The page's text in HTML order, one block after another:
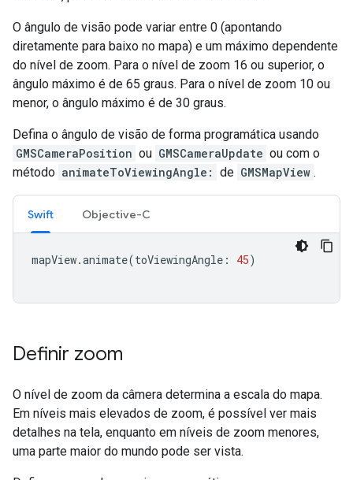
O ângulo de visão pode variar entre 0 (apontando
diretamente para baixo no mapa) e um máximo dependente
do nível de zoom. Para o nível de zoom 16 ou superior, o
ângulo máximo é de 65 graus. Para o nível de zoom 10 ou
menor, o ângulo máximo é de 30 graus.
Defina o ângulo de visão de forma programática usando
GMSCameraPosition ou GMSCameraUpdate ou com o
método animateToViewingAngle: de GMSMapView .
Swift Objective-C
mapView.animate(toViewingAngle : 45)
Definir zoom
O nível de zoom da câmera determina a escala do mapa.
Em níveis mais elevados de zoom, é possível ver mais
detalhes na tela, enquanto em níveis de zoom menores,
uma parte maior do mundo pode ser vista.